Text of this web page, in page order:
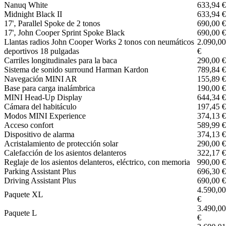
Nanuq White
633,94 €
Midnight Black II
633,94 €
17', Parallel Spoke de 2 tonos
690,00 €
17', John Cooper Sprint Spoke Black
690,00 €
Llantas radios John Cooper Works 2 tonos con neumáticos
deportivos 18 pulgadas
2.090,00
€
Carriles longitudinales para la baca
290,00 €
Sistema de sonido surround Harman Kardon
789,84 €
Navegación MINI AR
155,89 €
Base para carga inalámbrica
190,00 €
MINI Head-Up Display
644,34 €
Cámara del habitáculo
197,45 €
Modos MINI Experience
374,13 €
Acceso confort
589,99 €
Dispositivo de alarma
374,13 €
Acristalamiento de protección solar
290,00 €
Calefacción de los asientos delanteros
322,17 €
Reglaje de los asientos delanteros, eléctrico, con memoria
990,00 €
Parking Assistant Plus
696,30 €
Driving Assistant Plus
690,00 €
Paquete XL
4.590,00
€
Paquete L
3.490,00
€